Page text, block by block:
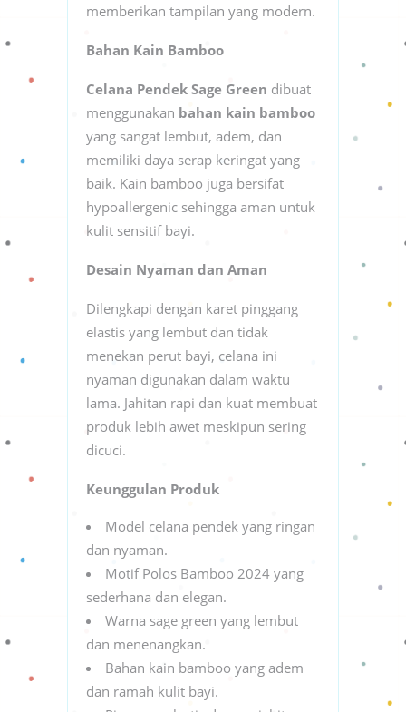
memberikan tampilan yang modern.
Bahan Kain Bamboo
Celana Pendek Sage Green dibuat
menggunakan bahan kain bamboo
yang sangat lembut, adem, dan
memiliki daya serap keringat yang
baik. Kain bamboo juga bersifat
hypoallergenic sehingga aman untuk
kulit sensitif bayi.
Desain Nyaman dan Aman
Dilengkapi dengan karet pinggang
elastis yang lembut dan tidak
menekan perut bayi, celana ini
nyaman digunakan dalam waktu
lama. Jahitan rapi dan kuat membuat
produk lebih awet meskipun sering
dicuci.
Keunggulan Produk
Model celana pendek yang ringan
dan nyaman.
Motif Polos Bamboo 2024 yang
sederhana dan elegan.
Warna sage green yang lembut
dan menenangkan.
Bahan kain bamboo yang adem
dan ramah kulit bayi.